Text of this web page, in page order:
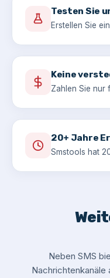
Testen Sie
Erstellen Sie
Keine
Zahlen Sie nur
20+ Jahre
Smstools hat
Neben SMS